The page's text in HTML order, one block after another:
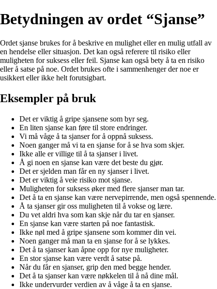
Betydningen av ordet “Sjanse”
Ordet sjanse brukes for å beskrive en mulighet eller en mulig utfall av
en hendelse eller situasjon. Det kan også referere til risiko eller
muligheten for suksess eller feil. Sjanse kan også bety å ta en risiko
eller å satse på noe. Ordet brukes ofte i sammenhenger der noe er
usikkert eller ikke helt forutsigbart.
Eksempler på bruk
Det er viktig å gripe sjansene som byr seg.
En liten sjanse kan føre til store endringer.
Vi må våge å ta sjanser for å oppnå suksess.
Noen ganger må vi ta en sjanse for å se hva som skjer.
Ikke alle er villige til å ta sjanser i livet.
Å gi noen en sjanse kan være det beste du gjør.
Det er sjelden man får en ny sjanser i livet.
Det er viktig å veie risiko mot sjanse.
Muligheten for suksess øker med flere sjanser man tar.
Det å ta en sjanse kan være nervepirrende, men også spennende.
Å ta sjanser gir oss muligheten til å vokse og lære.
Du vet aldri hva som kan skje når du tar en sjanser.
En sjanse kan være starten på noe fantastisk.
Ikke nøl med å gripe sjansene som kommer din vei.
Noen ganger må man ta en sjanse for å se lykkes.
Det å ta sjanser kan åpne opp for nye muligheter.
En stor sjanse kan være verdt å satse på.
Når du får en sjanser, grip den med begge hender.
Det å ta sjanser kan være nøkkelen til å nå dine mål.
Ikke undervurder verdien av å våge å ta en sjanse.